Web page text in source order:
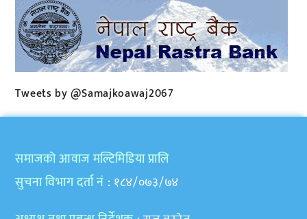
Tweets by @Samajkoawaj2067
समाजकाे आवाज मल्टिमिडिया प्रालि
सुचना विभाग दर्ता नं : १८४/०७३/७४